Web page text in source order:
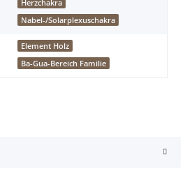
Herzchakra
Nabel-/Solarplexuschakra
Element Holz
Ba-Gua-Bereich Familie